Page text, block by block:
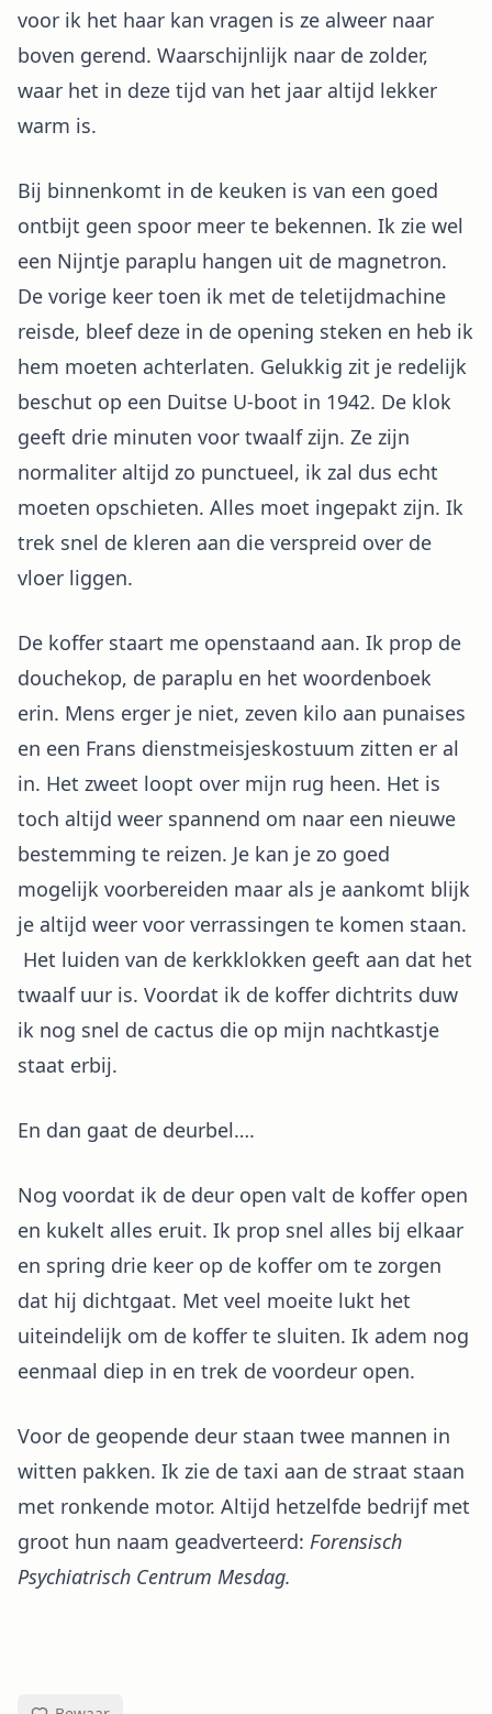
voor ik het haar kan vragen is ze alweer naar
boven gerend. Waarschijnlijk naar de zolder,
waar het in deze tijd van het jaar altijd lekker
warm is.
Bij binnenkomt in de keuken is van een goed
ontbijt geen spoor meer te bekennen. Ik zie wel
een Nijntje paraplu hangen uit de magnetron.
De vorige keer toen ik met de teletijdmachine
reisde, bleef deze in de opening steken en heb ik
hem moeten achterlaten. Gelukkig zit je redelijk
beschut op een Duitse U-boot in 1942. De klok
geeft drie minuten voor twaalf zijn. Ze zijn
normaliter altijd zo punctueel, ik zal dus echt
moeten opschieten. Alles moet ingepakt zijn. Ik
trek snel de kleren aan die verspreid over de
vloer liggen.
De koffer staart me openstaand aan. Ik prop de
douchekop, de paraplu en het woordenboek
erin. Mens erger je niet, zeven kilo aan punaises
en een Frans dienstmeisjeskostuum zitten er al
in. Het zweet loopt over mijn rug heen. Het is
toch altijd weer spannend om naar een nieuwe
bestemming te reizen. Je kan je zo goed
mogelijk voorbereiden maar als je aankomt blijk
je altijd weer voor verrassingen te komen staan.
Het luiden van de kerkklokken geeft aan dat het
twaalf uur is. Voordat ik de koffer dichtrits duw
ik nog snel de cactus die op mijn nachtkastje
staat erbij.
En dan gaat de deurbel….
Nog voordat ik de deur open valt de koffer open
en kukelt alles eruit. Ik prop snel alles bij elkaar
en spring drie keer op de koffer om te zorgen
dat hij dichtgaat. Met veel moeite lukt het
uiteindelijk om de koffer te sluiten. Ik adem nog
eenmaal diep in en trek de voordeur open.
Voor de geopende deur staan twee mannen in
witten pakken. Ik zie de taxi aan de straat staan
met ronkende motor. Altijd hetzelfde bedrijf met
groot hun naam geadverteerd: Forensisch
Psychiatrisch Centrum Mesdag.